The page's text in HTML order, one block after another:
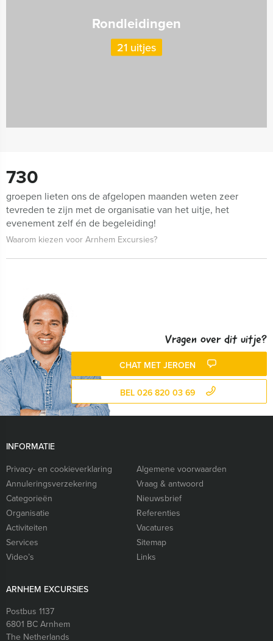
Rondleidingen
21 uitjes
730
groepen lieten ons de afgelopen maanden weten zeer
tevreden te zijn met de organisatie van het uitje, het
evenement zelf én de begeleiding!
Waarom kiezen voor Arnhem Excursies?
Vragen over dit uitje?
CHAT MET JEROEN
BEL 026 820 03 69
INFORMATIE
Privacy- en cookieverklaring
Algemene voorwaarden
Annuleringsverzekering
Vraag & antwoord
Categorieën
Nieuwsbrief
Organisatie
Referenties
Activiteiten
Vacatures
Services
Sitemap
Video’s
Links
ARNHEM EXCURSIES
Postbus 1137
6801 BCArnhem
The Netherlands